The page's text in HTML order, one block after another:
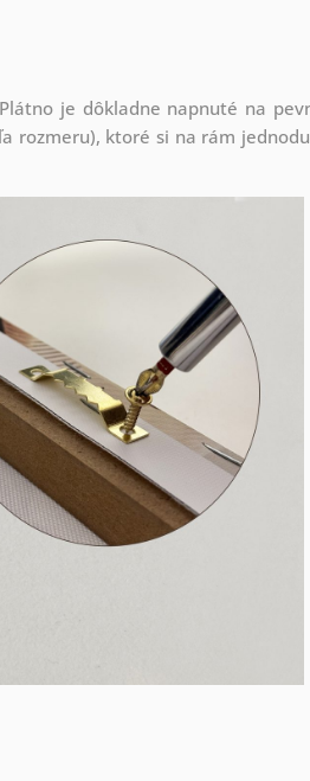
je dôkladne napnuté na
rozmeru), ktoré si na rám